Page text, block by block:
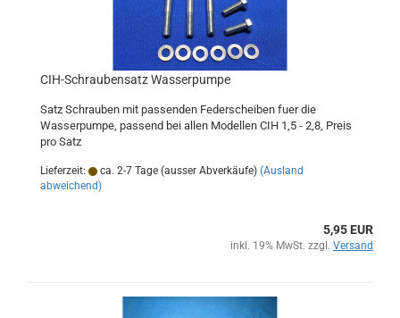
CIH-Schraubensatz Wasserpumpe
Satz Schrauben mit passenden Federscheiben fuer die
Wasserpumpe, passend bei allen Modellen CIH 1,5 - 2,8, Preis
pro Satz
Lieferzeit: ca. 2-7 Tage (ausser Abverkäufe) (Ausland
abweichend)
5,95 EUR
inkl. 19% MwSt. zzgl. Versand